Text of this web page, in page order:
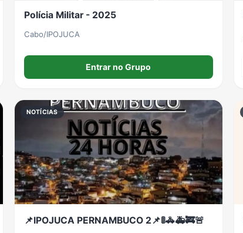
Polícia Militar - 2025
Cabo/IPOJUCA
Entrar no Grupo
NOTÍCIAS
📌IPOJUCA PERNAMBUCO 2📌🚦🚓🚑🚒🚨